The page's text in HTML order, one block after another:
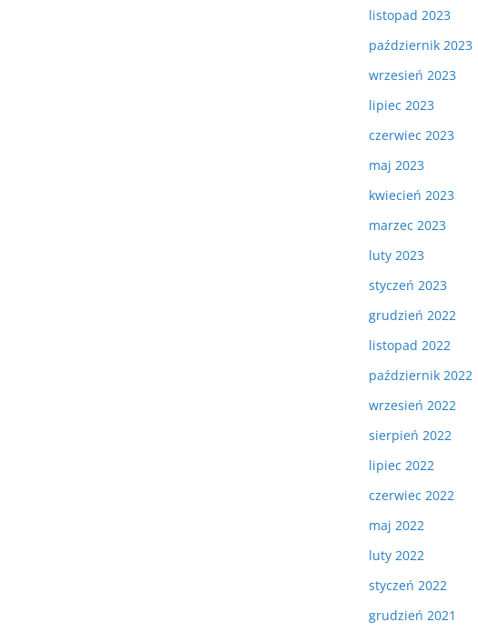
listopad 2023
październik 2023
wrzesień 2023
lipiec 2023
czerwiec 2023
maj 2023
kwiecień 2023
marzec 2023
luty 2023
styczeń 2023
grudzień 2022
listopad 2022
październik 2022
wrzesień 2022
sierpień 2022
lipiec 2022
czerwiec 2022
maj 2022
luty 2022
styczeń 2022
grudzień 2021